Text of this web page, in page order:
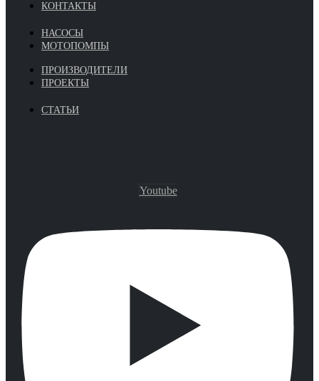
КОНТАКТЫ
НАСОСЫ
МОТОПОМПЫ
ПРОИЗВОДИТЕЛИ
ПРОЕКТЫ
СТАТЬИ
Youtube